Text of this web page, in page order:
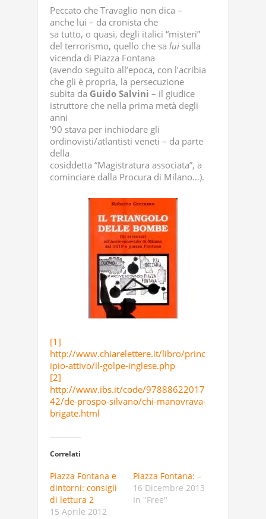
Peccato che Travaglio non dica –
anche lui – da cronista che
sa tutto, o quasi, degli italici “misteri”
del terrorismo, quello che sa lui sulla
vicenda di Piazza Fontana
(avendo seguito all’epoca, con l’acribia
che gli è propria, la persecuzione
subìta da Guido Salvini – il giudice
istruttore che nella prima metà degli
anni
’90 stava per inchiodare gli
ordinovisti/atlantisti veneti – da parte
della
cosiddetta “Magistratura associata”, a
cominciare dalla Procura di Milano…).
[1]
http://www.chiarelettere.it/libro/princ
ipio-attivo/il-golpe-inglese.php
[2]
http://www.ibs.it/code/97888622017
42/de-prospo-silvano/chi-manovrava-
brigate.html
Correlati
Piazza Fontana e
dintorni: consigli
di lettura 2
15 Aprile 2012
Piazza Fontana: –
16 Dicembre 2013
In "Free"